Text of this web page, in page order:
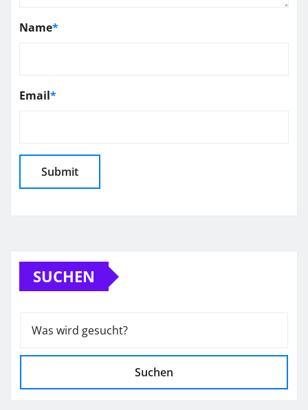
Name*
Email*
SUCHEN
Suchen